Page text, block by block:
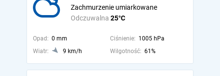
Odczuwalna 25°C
Zachmurzenie umiarkowane
Opad: 0 mm Ciśnienie: 1005 hPa
Wiatr:
9 km/h Wilgotność: 61%